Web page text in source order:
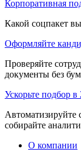
Корпоративная
Какой соцпакет
Оформляйте
Проверяйте
документы без
Ускорьте подбор в
Автоматизируйте
собирайте
О компании